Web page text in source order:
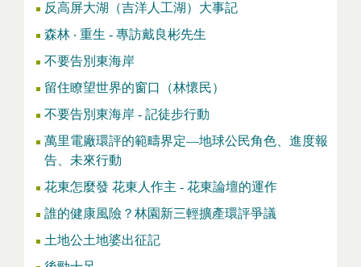
反高屏大湖（吉洋人工湖）大事記
森林 ‧ 重生 - 專訪戴良彬先生
不要告別東海岸
留住瞭望世界的窗口（林懷民）
不要告別東海岸 - 記徒步行動
萬里電廠環評的範疇界定—地球公民角色、進度報
告、未來行動
花東怎麼發 花東人作主 - 花東論壇的運作
誰的健康風險？林園新三輕擴產環評爭議
土地公土地婆出征記